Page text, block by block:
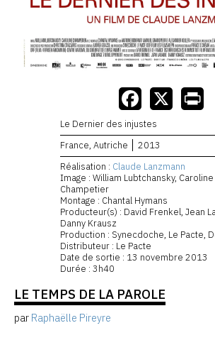
Le Dernier des injustes
France, Autriche
2013
Réalisation : Claude Lanzmann
Image : William Lubtchansky, Caroline
Champetier
Montage : Chantal Hymans
Producteur(s) : David Frenkel, Jean
Danny Krausz
Production : Synecdoche, Le Pacte,
Distributeur : Le Pacte
Date de sortie : 13 novembre 2013
Durée : 3h40
LE TEMPS DE LA PAROLE
par Raphaëlle Pireyre